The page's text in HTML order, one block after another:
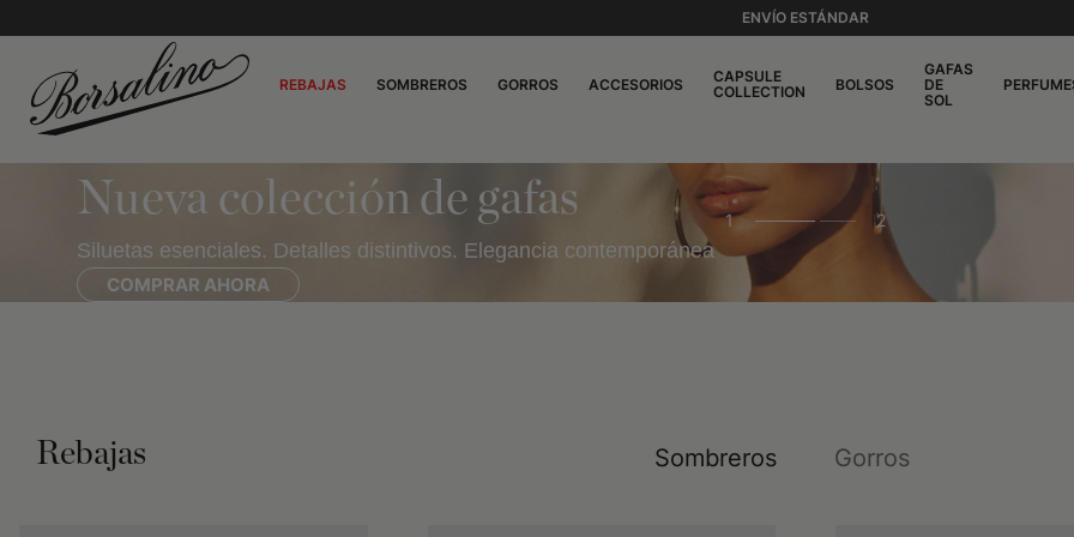
ENVÍO ESTÁNDAR
REBAJAS SOMBREROS GORROS ACCESORIOS
CAPSULE
COLLECTION
BOLSOS
GAFAS
DE
SOL
Nueva colección de gafas
Siluetas esenciales. Detalles distintivos. Elegancia contemporánea
COMPRAR AHORA
1 2
Rebajas Sombreros Gorros